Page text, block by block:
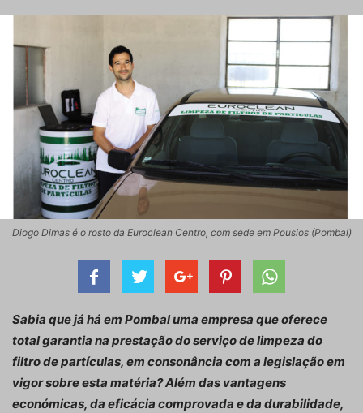
Diogo Dimas é o rosto da Euroclean Centro, com sede em Pousios (Pombal)
Sabia que já há em Pombal uma empresa que oferece
total garantia na prestação do serviço de limpeza do
filtro de partículas, em consonância com a legislação em
vigor sobre esta matéria? Além das vantagens
económicas, da eficácia comprovada e da durabilidade,